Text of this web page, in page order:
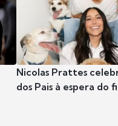
Nicolas Prattes
dos Pais à espera do